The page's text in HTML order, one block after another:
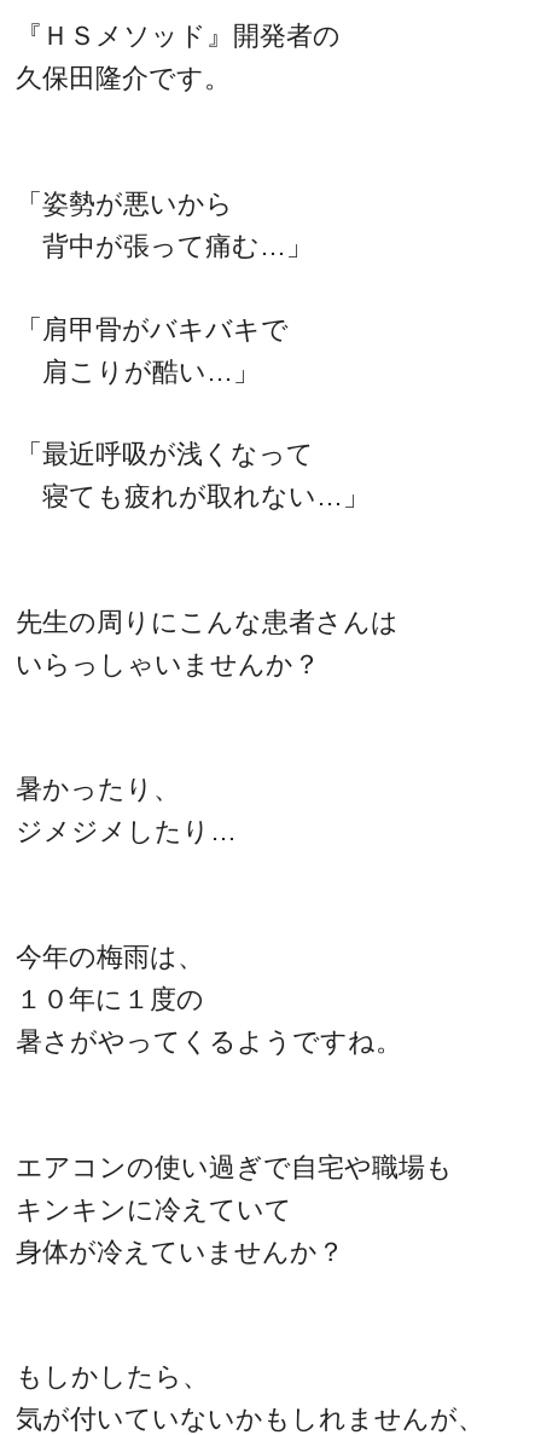
『ＨＳメソッド』開発者の
久保田隆介です。
「姿勢が悪いから
背中が張って痛む…」
「肩甲骨がバキバキで
肩こりが酷い…」
「最近呼吸が浅くなって
寝ても疲れが取れない…」
先生の周りにこんな患者さんは
いらっしゃいませんか？
暑かったり、
ジメジメしたり…
今年の梅雨は、
１０年に１度の
暑さがやってくるようですね。
エアコンの使い過ぎで自宅や職場も
キンキンに冷えていて
身体が冷えていませんか？
もしかしたら、
気が付いていないかもしれませんが、